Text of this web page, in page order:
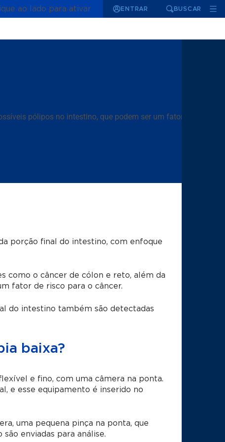
ao lado para ativar ENTRAR BUSCAR
pólipos no intestino, que podem ser um fator
porção final do intestino, com enfoque
como o câncer de cólon e reto, além da
fator de risco para o câncer.
do intestino também são detectadas
baixa?
e fino, com uma câmera na ponta.
e esse equipamento é inserido no
uma pequena pinça na ponta, que
enviadas para análise.